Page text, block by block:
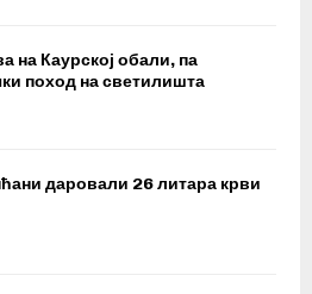
на Каурској обали, па
поход на светилишта
даровали 26 литара крви